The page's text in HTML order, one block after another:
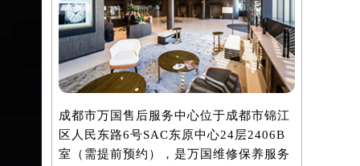
成都市万国售后服务中心位于成都市锦江
区人民东路6号SAC东原中心24层2406B
室（需提前预约），是万国维修保养服务